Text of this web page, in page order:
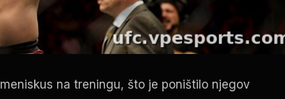
na treningu, što je poništilo njegov